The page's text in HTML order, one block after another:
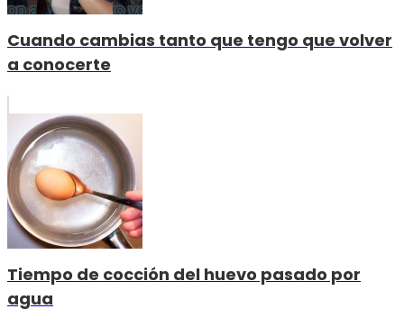
Cuando cambias tanto que tengo que volver
a conocerte
Tiempo de cocción del huevo pasado por
agua